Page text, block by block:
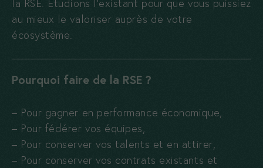
la RSE. Etudions l’existant pour que vous puissiez
au mieux le valoriser auprès de votre
écosystème.
Pourquoi faire de la RSE ?
– Pour gagner en performance économique,
– Pour fédérer vos équipes,
– Pour conserver vos talents et en attirer,
– Pour conserver vos contrats existants et